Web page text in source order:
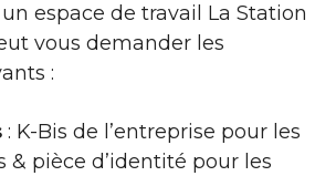
espace de travail La Station
vous demander les
:
: K-Bis de l’entreprise pour les
& pièce d’identité pour les